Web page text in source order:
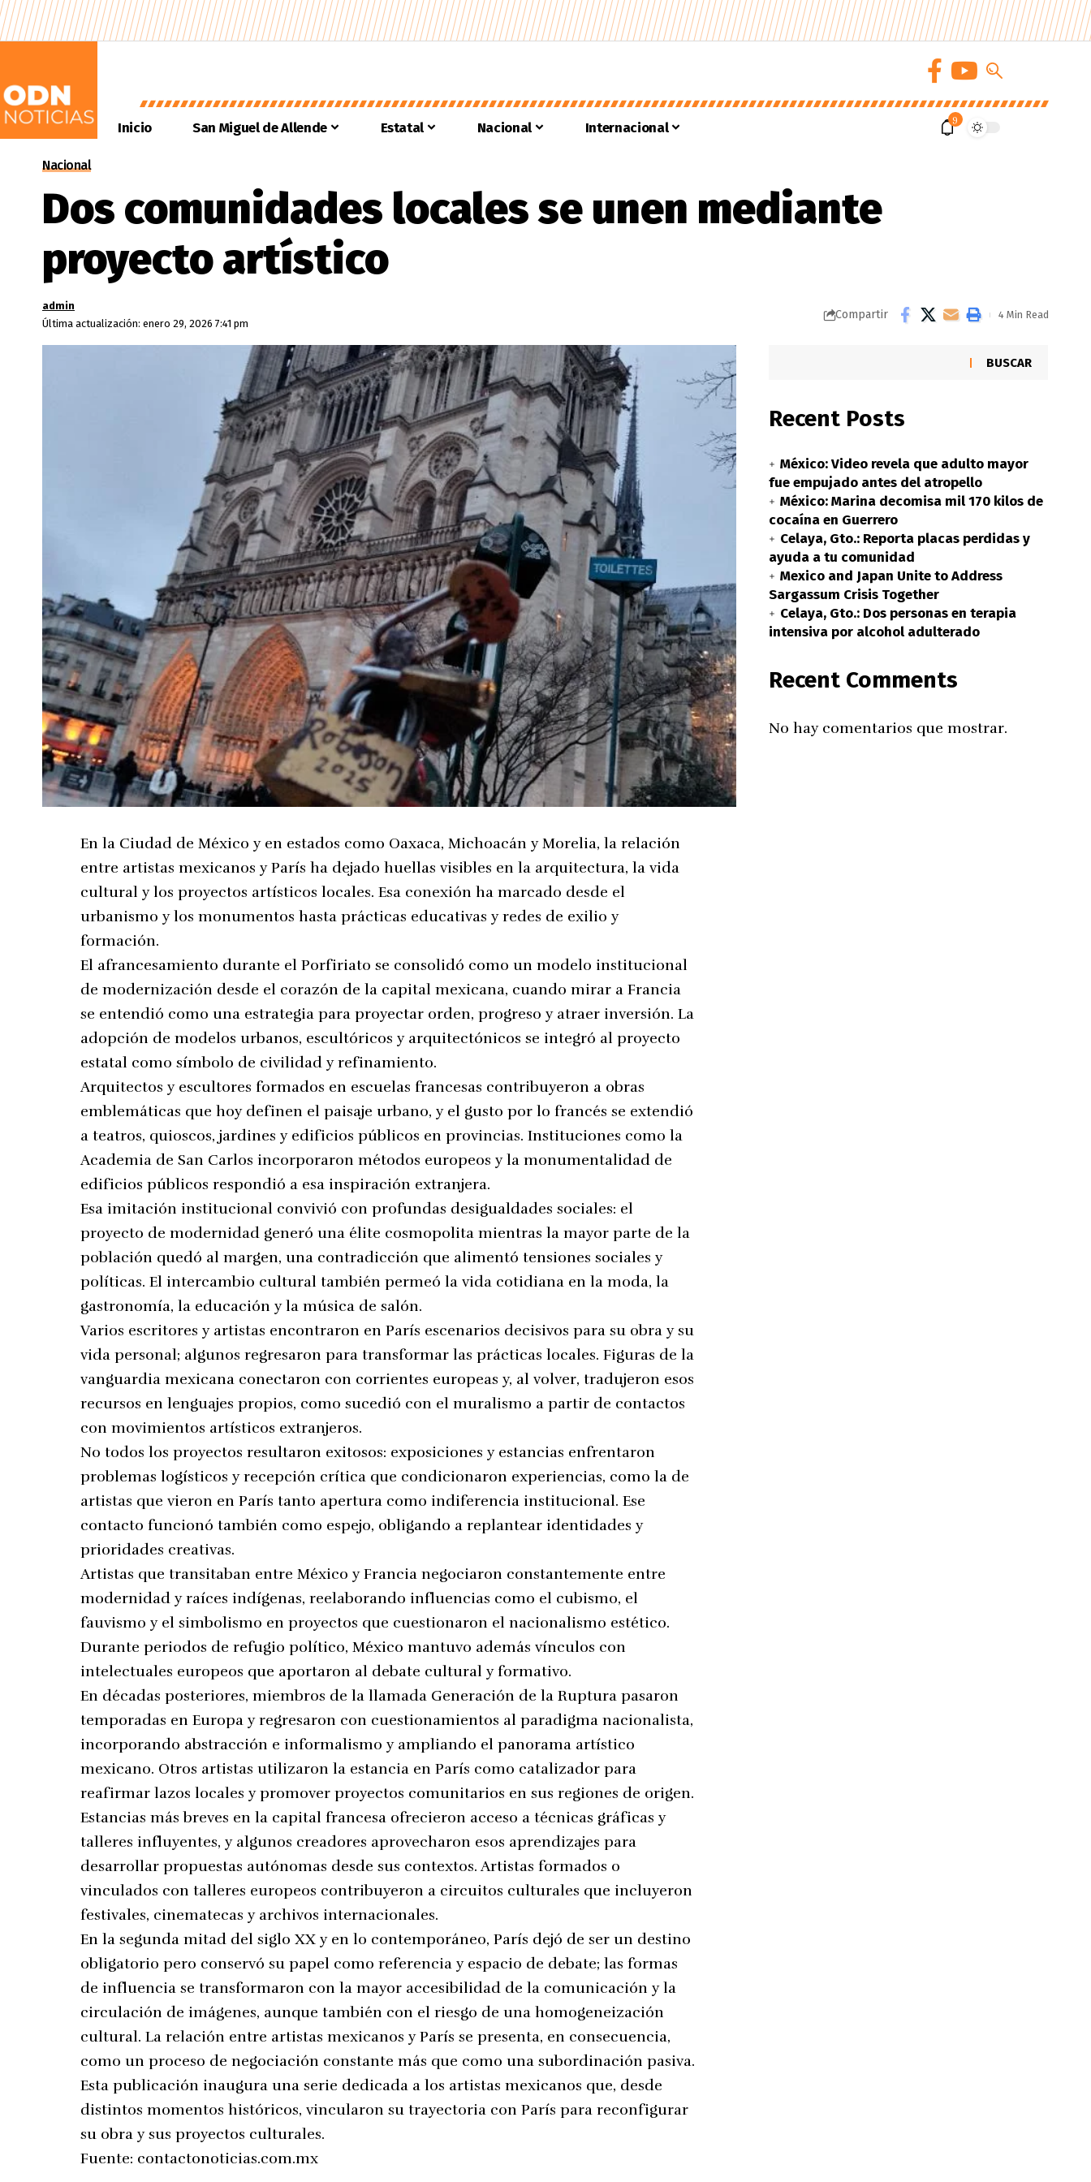
Inicio San Miguel de Allende Estatal Nacional Internacional 9
Nacional
Dos comunidades locales se unen mediante
proyecto artístico
Última actualización: enero 29, 2026 7:41 pm
admin
Compartir 4 Min Read
En la Ciudad de México y en estados como Oaxaca, Michoacán y Morelia, la relación
entre artistas mexicanos y París ha dejado huellas visibles en la arquitectura, la vida
cultural y los proyectos artísticos locales. Esa conexión ha marcado desde el
urbanismo y los monumentos hasta prácticas educativas y redes de exilio y
formación.
El afrancesamiento durante el Porfiriato se consolidó como un modelo institucional
de modernización desde el corazón de la capital mexicana, cuando mirar a Francia
se entendió como una estrategia para proyectar orden, progreso y atraer inversión. La
adopción de modelos urbanos, escultóricos y arquitectónicos se integró al proyecto
estatal como símbolo de civilidad y refinamiento.
Arquitectos y escultores formados en escuelas francesas contribuyeron a obras
emblemáticas que hoy definen el paisaje urbano, y el gusto por lo francés se extendió
a teatros, quioscos, jardines y edificios públicos en provincias. Instituciones como la
Academia de San Carlos incorporaron métodos europeos y la monumentalidad de
edificios públicos respondió a esa inspiración extranjera.
Esa imitación institucional convivió con profundas desigualdades sociales: el
proyecto de modernidad generó una élite cosmopolita mientras la mayor parte de la
población quedó al margen, una contradicción que alimentó tensiones sociales y
políticas. El intercambio cultural también permeó la vida cotidiana en la moda, la
gastronomía, la educación y la música de salón.
Varios escritores y artistas encontraron en París escenarios decisivos para su obra y su
vida personal; algunos regresaron para transformar las prácticas locales. Figuras de la
vanguardia mexicana conectaron con corrientes europeas y, al volver, tradujeron esos
recursos en lenguajes propios, como sucedió con el muralismo a partir de contactos
con movimientos artísticos extranjeros.
No todos los proyectos resultaron exitosos: exposiciones y estancias enfrentaron
problemas logísticos y recepción crítica que condicionaron experiencias, como la de
artistas que vieron en París tanto apertura como indiferencia institucional. Ese
contacto funcionó también como espejo, obligando a replantear identidades y
prioridades creativas.
Artistas que transitaban entre México y Francia negociaron constantemente entre
modernidad y raíces indígenas, reelaborando influencias como el cubismo, el
fauvismo y el simbolismo en proyectos que cuestionaron el nacionalismo estético.
Durante periodos de refugio político, México mantuvo además vínculos con
intelectuales europeos que aportaron al debate cultural y formativo.
En décadas posteriores, miembros de la llamada Generación de la Ruptura pasaron
temporadas en Europa y regresaron con cuestionamientos al paradigma nacionalista,
incorporando abstracción e informalismo y ampliando el panorama artístico
mexicano. Otros artistas utilizaron la estancia en París como catalizador para
reafirmar lazos locales y promover proyectos comunitarios en sus regiones de origen.
Estancias más breves en la capital francesa ofrecieron acceso a técnicas gráficas y
talleres influyentes, y algunos creadores aprovecharon esos aprendizajes para
desarrollar propuestas autónomas desde sus contextos. Artistas formados o
vinculados con talleres europeos contribuyeron a circuitos culturales que incluyeron
festivales, cinematecas y archivos internacionales.
En la segunda mitad del siglo XX y en lo contemporáneo, París dejó de ser un destino
obligatorio pero conservó su papel como referencia y espacio de debate; las formas
de influencia se transformaron con la mayor accesibilidad de la comunicación y la
circulación de imágenes, aunque también con el riesgo de una homogeneización
cultural. La relación entre artistas mexicanos y París se presenta, en consecuencia,
como un proceso de negociación constante más que como una subordinación pasiva.
Esta publicación inaugura una serie dedicada a los artistas mexicanos que, desde
distintos momentos históricos, vincularon su trayectoria con París para reconfigurar
su obra y sus proyectos culturales.
Fuente: contactonoticias.com.mx
BUSCAR
Recent Posts
México: Video revela que adulto mayor
fue empujado antes del atropello
México: Marina decomisa mil 170 kilos de
cocaína en Guerrero
Celaya, Gto.: Reporta placas perdidas y
ayuda a tu comunidad
Mexico and Japan Unite to Address
Sargassum Crisis Together
Celaya, Gto.: Dos personas en terapia
intensiva por alcohol adulterado
Recent Comments
No hay comentarios que mostrar.